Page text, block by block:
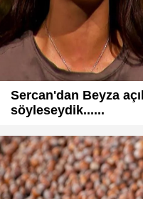
Sercan'dan Beyza
söyleseydik......